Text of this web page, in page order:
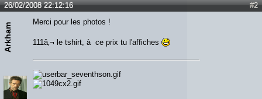
#2
26/02/2008 22:12:16
Arkham
Merci pour les photos !
111â‚¬ le tshirt, à ce prix tu l'affiches